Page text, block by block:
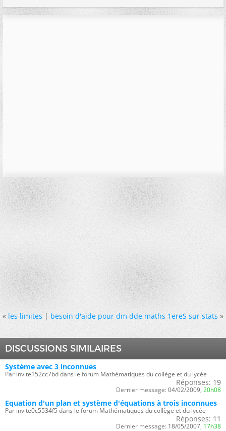
« les limites|besoin d'aide pour dm dde maths 1ereS sur stats »
DISCUSSIONS SIMILAIRES
Système avec 3 inconnues
Par invite152cc7bd dans le forum Mathématiques du collège et du lycée
Réponses: 19
Dernier message: 04/02/2009, 20h08
Equation d'un plan et système d'équations à trois inconnues
Par invite0c5534f5 dans le forum Mathématiques du collège et du lycée
Réponses: 11
Dernier message: 18/05/2007, 17h38